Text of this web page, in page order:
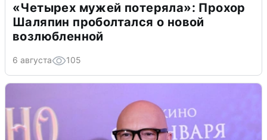
«Четырех мужей потеряла»: Прохор
Шаляпин проболтался о новой
возлюбленной
6 августа 105